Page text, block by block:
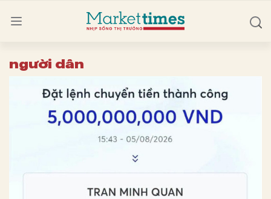
người dân